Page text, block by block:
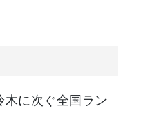
に次ぐ全国ラン